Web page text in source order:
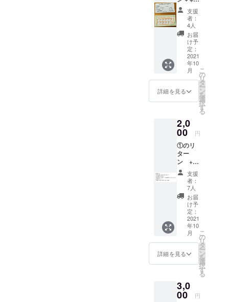
おります。
さい。それぞれ
できるだけ細か
い情報を書いて
いただけると助
かります！ ※特
に専門の資格な
ど保有している
わけではないの
で、あくまで一
個人のコメント
りください。 以
下の内容を備考
他人の好きな行
動 (2) 他人の嫌
いな行動 (3) 人
生で大切にして
いるもの (4) 叶
えたい夢 (5) 住
んでみたい場
所 (6) 暇なとき
にやっているこ
張っていること/
頑張ろうとして
いること (8) そ
の他コメント、
伝えておきたい
ターン
①に含
まれる
返礼の
ため、
支援時
に必ず
備考欄
に掲載
ご希望
のお名
前をご
記入く
い。 下
記のい
ずれか
(ⅰ)大人
4時間分
(１回2
時間
分) ※
大人１
人につ
き、学
生１人
まで無
料 (ⅱ)
学生10
時間
分 の
人で共
有可能
支援
者：
4人
お届
け予
定：
2021
年10
月
詳細を見る
こ
の
リ
タ
ー
ン
を
選
択
す
る
2,0
00 円
①のリ
ター
ン + ※
リター
ン①に
含まれ
る返礼
のた
め、支
援時に
必ず備
考欄に
掲載ご
希望の
お名前
をご記
さい。
・英検
支援
者：
7人
お届
け予
定：
2021
年10
月
詳細を見る
こ
の
リ
タ
ー
ン
を
選
択
す
る
3,0
00 円